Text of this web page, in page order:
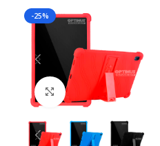
-25%
Click to enlarge